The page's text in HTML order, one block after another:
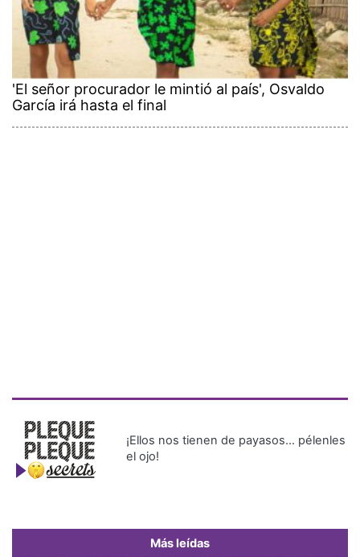
'El señor procurador le mintió al país', Osvaldo
García irá hasta el final
¡Ellos nos tienen de payasos… pélenles
el ojo!
Más leídas